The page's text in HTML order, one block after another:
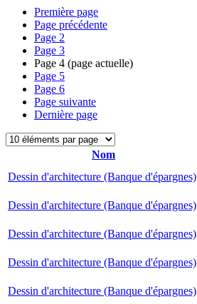
Première page
Page précédente
Page 2
Page 3
Page 4 (page actuelle)
Page 5
Page 6
Page suivante
Dernière page
Nom
Dessin d'architecture (Banque d'épargnes)
Dessin d'architecture (Banque d'épargnes)
Dessin d'architecture (Banque d'épargnes)
Dessin d'architecture (Banque d'épargnes)
Dessin d'architecture (Banque d'épargnes)